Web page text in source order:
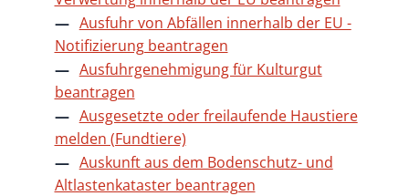
Ausfuhr von Abfällen innerhalb der EU -
Notifizierung beantragen
Ausfuhrgenehmigung für Kulturgut
beantragen
Ausgesetzte oder freilaufende Haustiere
melden (Fundtiere)
Auskunft aus dem Bodenschutz- und
Altlastenkataster beantragen